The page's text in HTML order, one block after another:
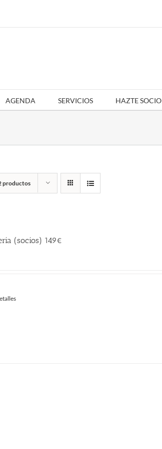
AGENDA SERVICIOS HAZTE SOCIO
productos
(socios) 149€